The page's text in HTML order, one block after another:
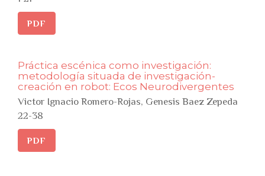
PDF
Práctica escénica como investigación:
metodología situada de investigación-
creación en robot: Ecos Neurodivergentes
Victor Ignacio Romero-Rojas, Genesis Baez Zepeda
22-38
PDF